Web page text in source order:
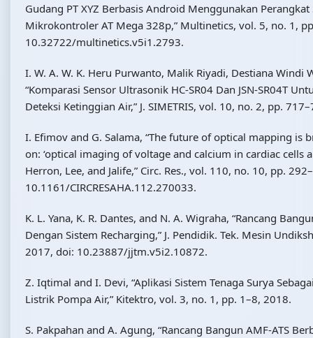
Gudang PT XYZ Berbasis Android Menggunakan
Mikrokontroler AT Mega 328p,” Multinetics, vol. 5, no. 1,
10.32722/multinetics.v5i1.2793.
I. W. A. W. K. Heru Purwanto, Malik Riyadi, Destiana Windi
“Komparasi Sensor Ultrasonik HC-SR04 Dan JSN-SR04T
Deteksi Ketinggian Air,” J. SIMETRIS, vol. 10, no. 2, pp.
I. Efimov and G. Salama, “The future of optical mapping is
on: ‘optical imaging of voltage and calcium in cardiac cells
Herron, Lee, and Jalife,” Circ. Res., vol. 110, no. 10, pp.
10.1161/CIRCRESAHA.112.270033.
K. L. Yana, K. R. Dantes, and N. A. Wigraha, “Rancang
Dengan Sistem Recharging,” J. Pendidik. Tek. Mesin
2017, doi: 10.23887/jjtm.v5i2.10872.
Z. Iqtimal and I. Devi, “Aplikasi Sistem Tenaga Surya
Listrik Pompa Air,” Kitektro, vol. 3, no. 1, pp. 1–8, 2018.
S. Pakpahan and A. Agung, “Rancang Bangun AMF-ATS